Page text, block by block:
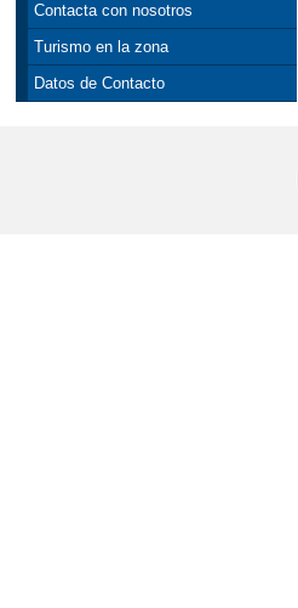
Contacta con nosotros
Turismo en la zona
Datos de Contacto